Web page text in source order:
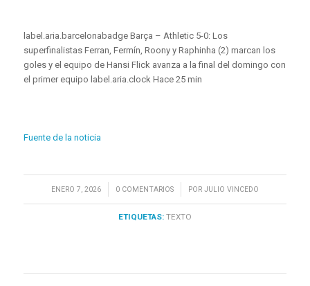
label.aria.barcelonabadge Barça – Athletic 5-0: Los
superfinalistas Ferran, Fermín, Roony y Raphinha (2) marcan los
goles y el equipo de Hansi Flick avanza a la final del domingo con
el primer equipo label.aria.clock Hace 25 min
Fuente de la noticia
ENERO 7, 2026
/ 0 COMENTARIOS
/ POR JULIO VINCEDO
ETIQUETAS: TEXTO